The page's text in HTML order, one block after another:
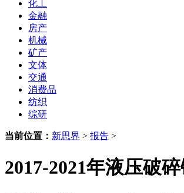
化工
金融
房产
机械
矿产
文体
交通
消费品
纺织
综研
当前位置： 新思界 > 报告 >
2017-2021年液压破